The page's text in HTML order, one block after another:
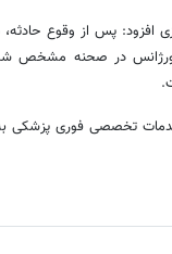
افزود: پس از وقوع
تخصصی فوری پزشکی